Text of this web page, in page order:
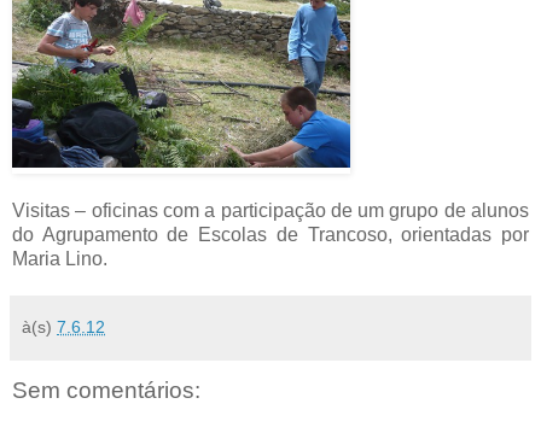
Visitas – oficinas com a participação de um grupo de alunos
do Agrupamento de Escolas de Trancoso, orientadas por
Maria Lino.
à(s) 7.6.12
Sem comentários: